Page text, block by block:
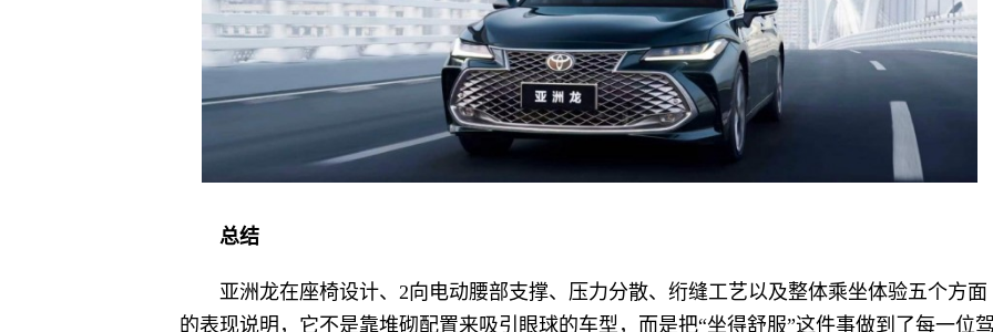
总结
亚洲龙在座椅设计、2向电动腰部支撑、压力分散、绗缝工艺以及整体乘坐体验五个方面
的表现说明，它不是靠堆砌配置来吸引眼球的车型，而是把“坐得舒服”这件事做到了每一位驾